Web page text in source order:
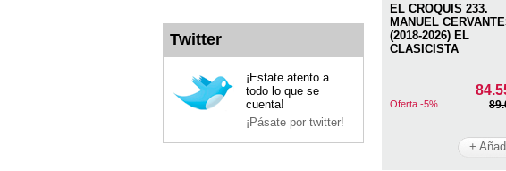
Twitter
¡Estate atento a
todo lo que se
cuenta!
¡Pásate por twitter!
EL CROQUIS 233.
MANUEL
(2018-2026) EL
CLASICISTA
Oferta -5%
+